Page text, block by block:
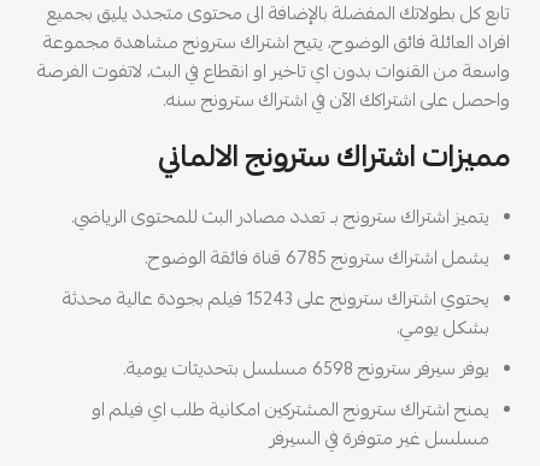
تابع كل بطولاتك المفضلة بالإضافة الى محتوى متجدد يليق بجميع
افراد العائلة فائق الوضوح، يتيح اشتراك سترونج مشاهدة مجموعة
واسعة من القنوات بدون اي تاخير او انقطاع في البث، لاتفوت الفرصة
واحصل على اشتراكك الآن في اشتراك سترونج سنه.
مميزات اشتراك سترونج الالماني
يتميز اشتراك سترونج بـ تعدد مصادر البث للمحتوى الرياضي.
يشمل اشتراك سترونج 6785 قناة فائقة الوضوح.
يحتوي اشتراك سترونج على 15243 فيلم بجودة عالية محدثة
بشكل يومي.
يوفر سيرفر سترونج 6598 مسلسل بتحديثات يومية.
يمنح اشتراك سترونج المشتركين امكانية طلب اي فيلم او
مسلسل غير متوفرة في السيرفر